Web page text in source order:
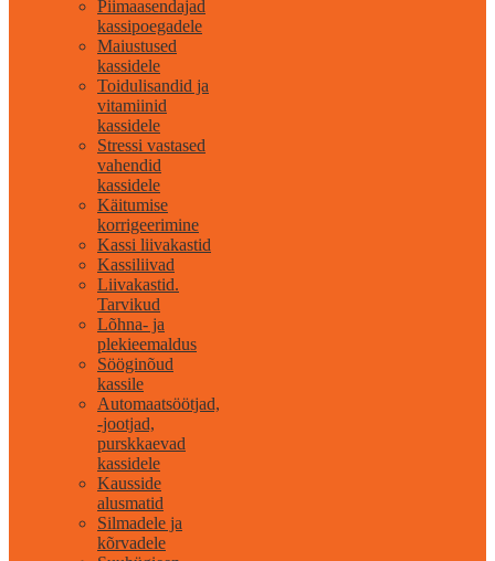
Piimaasendajad
kassipoegadele
Maiustused
kassidele
Toidulisandid ja
vitamiinid
kassidele
Stressi vastased
vahendid
kassidele
Käitumise
korrigeerimine
Kassi liivakastid
Kassiliivad
Liivakastid.
Tarvikud
Lõhna- ja
plekieemaldus
Sööginõud
kassile
Automaatsöötjad,
-jootjad,
purskkaevad
kassidele
Kausside
alusmatid
Silmadele ja
kõrvadele